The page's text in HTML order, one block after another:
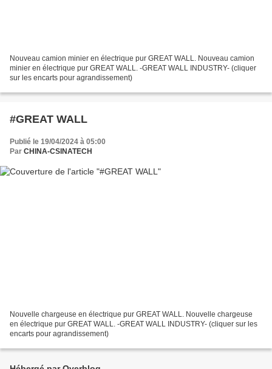
Nouveau camion minier en électrique pur GREAT WALL. Nouveau camion
minier en électrique pur GREAT WALL. -GREAT WALL INDUSTRY- (cliquer
sur les encarts pour agrandissement)
#GREAT WALL
Publié le 19/04/2024 à 05:00
Par CHINA-CSINATECH
Nouvelle chargeuse en électrique pur GREAT WALL. Nouvelle chargeuse
en électrique pur GREAT WALL. -GREAT WALL INDUSTRY- (cliquer sur les
encarts pour agrandissement)